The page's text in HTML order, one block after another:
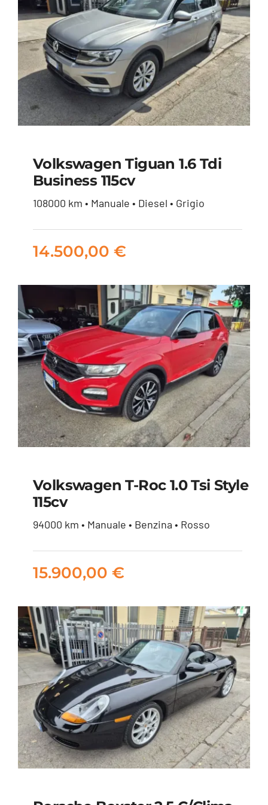
Volkswagen Tiguan
14.500,00
Volkswagen Tiguan 1.6 Tdi
Business 115cv
108000 km • Manuale • Diesel • Grigio
14.500,00 €
Volkswagen T-Roc 1.0
15.900,00
Volkswagen T-Roc 1.0 Tsi Style
115cv
94000 km • Manuale • Benzina • Rosso
15.900,00 €